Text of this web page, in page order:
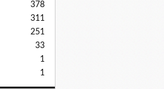
378
311
251
33
1
1